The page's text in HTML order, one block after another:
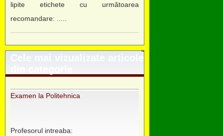
lipite etichete cu următoarea
recomandare: .....
Cele mai vizualizate articole
Examen la Politehnica
Profesorul intreaba: